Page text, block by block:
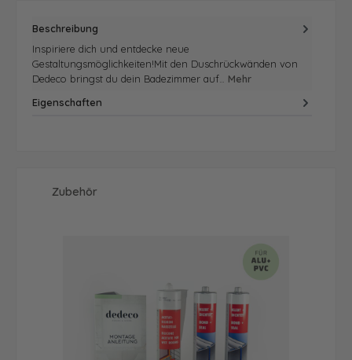
Beschreibung
Inspiriere dich und entdecke neue
Gestaltungsmöglichkeiten!Mit den Duschrückwänden von
Dedeco bringst du dein Badezimmer auf… Mehr
Eigenschaften
Produktgalerie überspringen
Zubehör